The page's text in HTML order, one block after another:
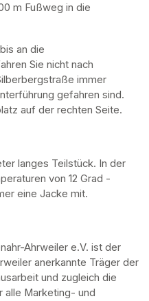
m Fußweg in die
an die
Sie nicht nach
immer
gefahren sind.
auf der rechten Seite.
langes Teilstück. In der
von 12 Grad -
eine Jacke mit.
Ahrweiler e.V. ist der
anerkannte Träger der
und zugleich die
alle Marketing- und